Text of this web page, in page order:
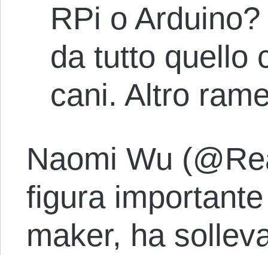
RPi o
da tutto quello
cani. Altro
Naomi Wu
figura
maker, ha